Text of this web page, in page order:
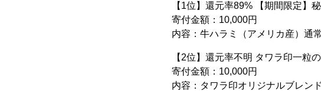
【1位】還元率89% 【期間限定
寄付金額：10,000円
内容：牛ハラミ（アメリカ産）通
【2位】還元率不明 タワラ印一粒
寄付金額：10,000円
内容：タワラ印オリジナルブレ